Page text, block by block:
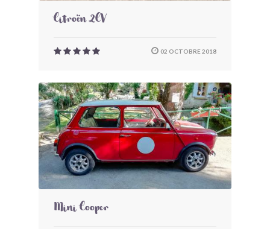
Citroën 2CV
02 OCTOBRE 2018
Mini Cooper